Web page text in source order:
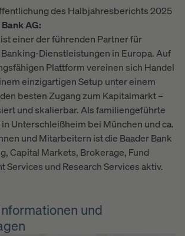
des Halbjahresberichts 2025
AG:
einer der führenden Partner für
Dienstleistungen in Europa. Auf
Plattform vereinen sich Handel
einzigartigen Setup unter einem
besten Zugang zum Kapitalmarkt –
und skalierbar. Als familiengeführte
Unterschleißheim bei München und ca.
und Mitarbeitern ist die Baader Bank
Capital Markets, Brokerage, Fund
Services und Research Services aktiv.
und